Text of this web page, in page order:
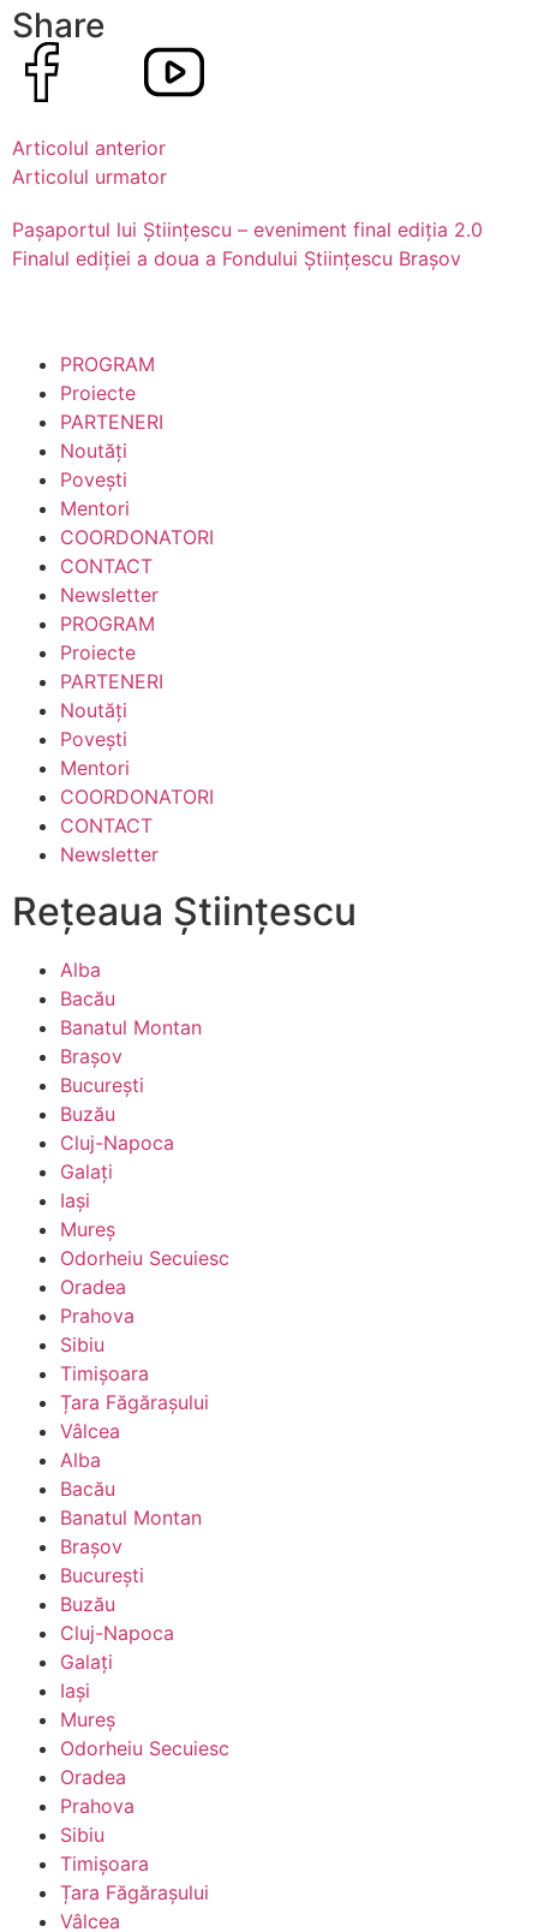
Share
Articolul anterior
Articolul urmator
Pașaportul lui Științescu – eveniment final ediția 2.0
Finalul ediției a doua a Fondului Științescu Brașov
PROGRAM
Proiecte
PARTENERI
Noutăți
Povești
Mentori
COORDONATORI
CONTACT
Newsletter
PROGRAM
Proiecte
PARTENERI
Noutăți
Povești
Mentori
COORDONATORI
CONTACT
Newsletter
Rețeaua Științescu
Alba
Bacău
Banatul Montan
Brașov
București
Buzău
Cluj-Napoca
Galați
Iași
Mureș
Odorheiu Secuiesc
Oradea
Prahova
Sibiu
Timișoara
Țara Făgărașului
Vâlcea
Alba
Bacău
Banatul Montan
Brașov
București
Buzău
Cluj-Napoca
Galați
Iași
Mureș
Odorheiu Secuiesc
Oradea
Prahova
Sibiu
Timișoara
Țara Făgărașului
Vâlcea